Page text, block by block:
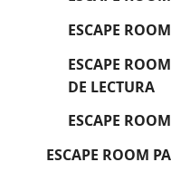
ESCAPE
ESCAPE
DE LECTURA
ESCAPE
ESCAPE ROOM